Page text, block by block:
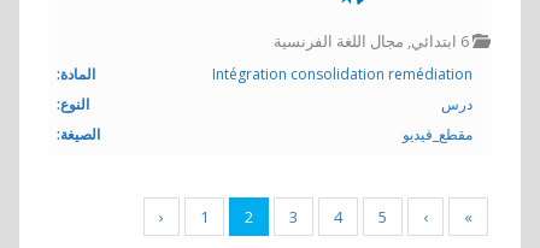
6 ابتدائي , مجال اللغة الفرنسية
المادة:
Intégration consolidation remédiation
النوع:
درس
الصيغة:
مقطع_فيديو
‹ 1 2 3 4 5 › »